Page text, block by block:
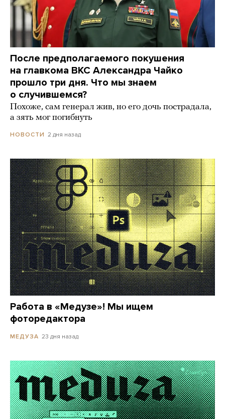
После предполагаемого покушения
на главкома ВКС Александра Чайко
прошло три дня. Что мы знаем
о случившемся?
Похоже, сам генерал жив, но его дочь пострадала,
а зять мог погибнуть
НОВОСТИ 2 дня назад
Работа в «Медузе»! Мы ищем
фоторедактора
МЕДУЗА 23 дня назад